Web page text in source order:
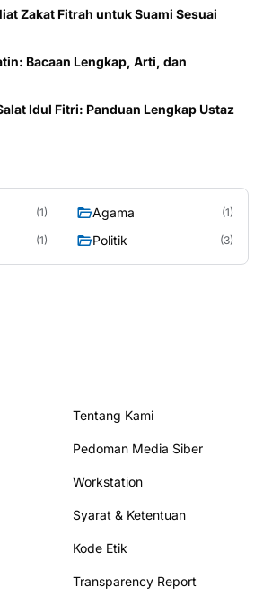
Zakat Fitrah untuk Suami Sesuai
Bacaan Lengkap, Arti, dan
Idul Fitri: Panduan Lengkap Ustaz
(1) Agama (1)
(1) Politik (3)
Tentang Kami
Pedoman Media Siber
Workstation
Syarat & Ketentuan
Kode Etik
Transparency Report